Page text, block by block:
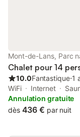
Mont-de-Lans, Parc
Chalet pour 14
10.0Fantastique⋅1
WiFi
Internet
Annulation gratuite
dès 436 € par nuit